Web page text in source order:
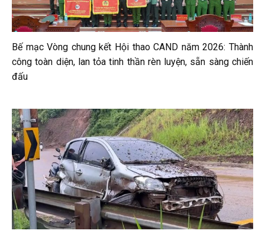
Bế mạc Vòng chung kết Hội thao CAND năm 2026: Thành
công toàn diện, lan tỏa tinh thần rèn luyện, sẵn sàng chiến
đấu